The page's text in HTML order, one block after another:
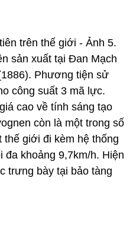
sản xuất tại Đan Mạch
Phương tiện sử
công suất 3 mã lực.
cao về tính sáng tạo
còn là một trong số
giới đi kèm hệ thống
đa khoảng 9,7km/h. Hiện
trưng bày tại bảo tàng